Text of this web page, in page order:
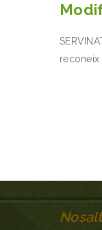
reconeix